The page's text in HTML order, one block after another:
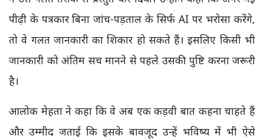
पीढ़ी के पत्रकार बिना जांच-पड़ताल के सिर्फ AI पर भरोसा करेंगे,
तो वे गलत जानकारी का शिकार हो सकते हैं। इसलिए किसी भी
जानकारी को अंतिम सच मानने से पहले उसकी पुष्टि करना जरूरी
है।
आलोक मेहता ने कहा कि वे अब एक कड़वी बात कहना चाहते हैं
और उम्मीद जताई कि इसके बावजूद उन्हें भविष्य में भी ऐसे